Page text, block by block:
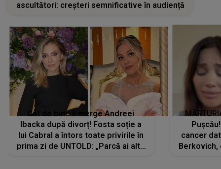
ascultători: creșteri semnificative în audiență
Cât de bine îi merge Andreei
Ibacka după divorț! Fosta soție a
lui Cabral a întors toate privirile în
prima zi de UNTOLD: „Parcă ai altă
cancer